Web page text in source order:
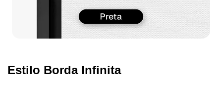
Estilo Borda Infinita